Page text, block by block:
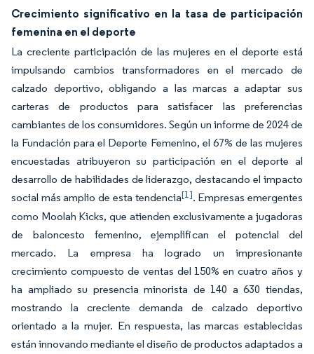
Crecimiento significativo en la tasa de participación
femenina en el deporte
La creciente participación de las mujeres en el deporte está
impulsando cambios transformadores en el mercado de
calzado deportivo, obligando a las marcas a adaptar sus
carteras de productos para satisfacer las preferencias
cambiantes de los consumidores. Según un informe de 2024 de
la Fundación para el Deporte Femenino, el 67% de las mujeres
encuestadas atribuyeron su participación en el deporte al
desarrollo de habilidades de liderazgo, destacando el impacto
social más amplio de esta tendencia[1]. Empresas emergentes
como Moolah Kicks, que atienden exclusivamente a jugadoras
de baloncesto femenino, ejemplifican el potencial del
mercado. La empresa ha logrado un impresionante
crecimiento compuesto de ventas del 150% en cuatro años y
ha ampliado su presencia minorista de 140 a 630 tiendas,
mostrando la creciente demanda de calzado deportivo
orientado a la mujer. En respuesta, las marcas establecidas
están innovando mediante el diseño de productos adaptados a